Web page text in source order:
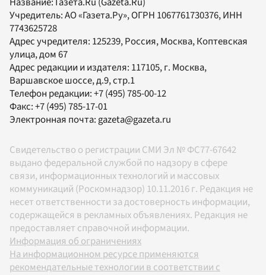
Учредитель:АО «Газета.Ру», ОГРН 1067761730376, ИНН
7743625728
Адрес учредителя: 125239, Россия, Москва, Коптевская
улица, дом 67
Адрес редакции и издателя: 117105, г. Москва,
Варшавское шоссе, д.9, стр.1
Телефон редакции:+7 (495) 785-00-12
Факс:+7 (495) 785-17-01
Электронная почта: gazeta@gazeta.ru
Свидетельство о регистрации СМИ Эл № ФС77-67642
выдано федеральной службой по надзору в сфере
связи, информационных технологий и массовых
коммуникаций (Роскомнадзор) 10.11.2016 г. Редакция не
несет ответственности за достоверность информации,
содержащейся в рекламных объявлениях. Редакция не
предоставляет справочной информации.
Информация об ограничениях
На информационном ресурсе применяются
рекомендательные технологии в соответствии с